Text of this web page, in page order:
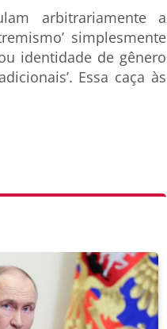
arbitrariamente a
simplesmente
identidade de gênero
Essa caça às